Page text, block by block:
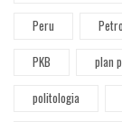
Peru
PKB
plan
politologia